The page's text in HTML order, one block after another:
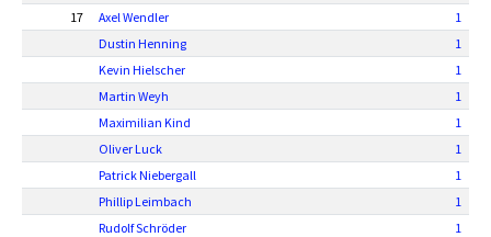
17
Axel Wendler
1
Dustin Henning
1
Kevin Hielscher
1
Martin Weyh
1
Maximilian Kind
1
Oliver Luck
1
Patrick Niebergall
1
Phillip Leimbach
1
Rudolf Schröder
1